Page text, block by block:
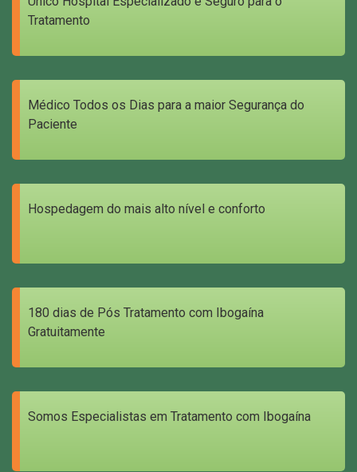
Tratamento
Médico Todos os Dias para a maior Segurança do
Paciente
Hospedagem do mais alto nível e conforto
180 dias de Pós Tratamento com Ibogaína
Gratuitamente
Somos Especialistas em Tratamento com Ibogaína